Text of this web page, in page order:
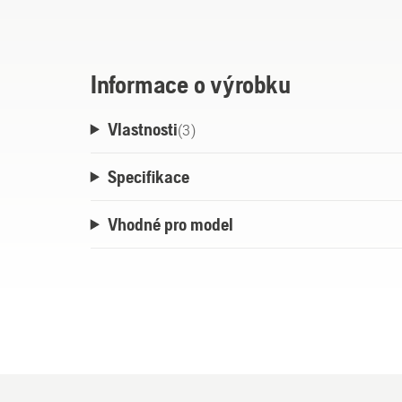
Informace o výrobku
Vlastnosti(3)
Specifikace
Vhodné pro model